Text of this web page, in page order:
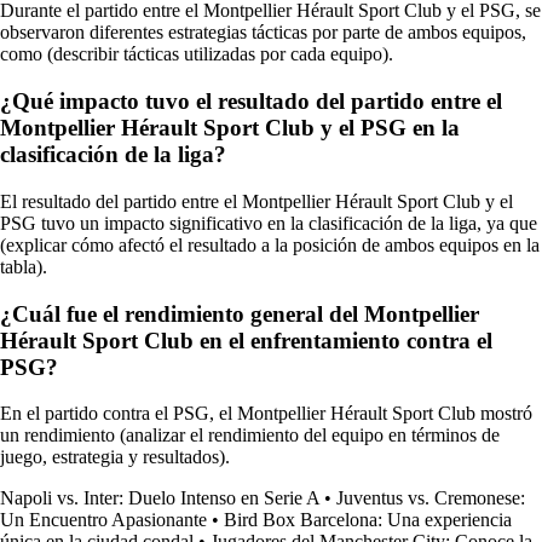
Durante el partido entre el Montpellier Hérault Sport Club y el PSG, se
observaron diferentes estrategias tácticas por parte de ambos equipos,
como (describir tácticas utilizadas por cada equipo).
¿Qué impacto tuvo el resultado del partido entre el
Montpellier Hérault Sport Club y el PSG en la
clasificación de la liga?
El resultado del partido entre el Montpellier Hérault Sport Club y el
PSG tuvo un impacto significativo en la clasificación de la liga, ya que
(explicar cómo afectó el resultado a la posición de ambos equipos en la
tabla).
¿Cuál fue el rendimiento general del Montpellier
Hérault Sport Club en el enfrentamiento contra el
PSG?
En el partido contra el PSG, el Montpellier Hérault Sport Club mostró
un rendimiento (analizar el rendimiento del equipo en términos de
juego, estrategia y resultados).
Napoli vs. Inter: Duelo Intenso en Serie A • Juventus vs. Cremonese:
Un Encuentro Apasionante • Bird Box Barcelona: Una experiencia